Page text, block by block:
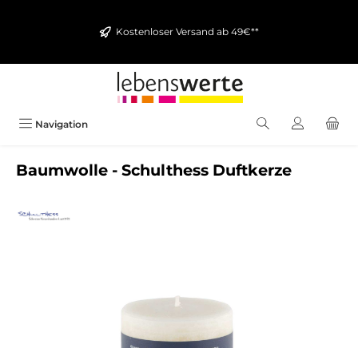
Kostenloser Versand ab 49€**
Navigation
Baumwolle - Schulthess Duftkerze